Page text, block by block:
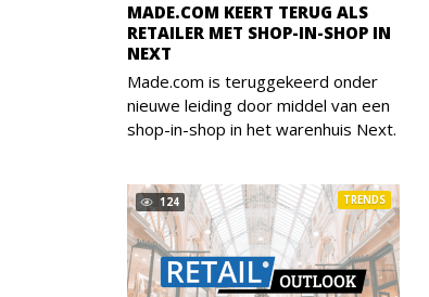
MADE.COM KEERT TERUG ALS
RETAILER MET SHOP-IN-SHOP IN
NEXT
Made.com is teruggekeerd onder
nieuwe leiding door middel van een
shop-in-shop in het warenhuis Next.
124 TRENDS